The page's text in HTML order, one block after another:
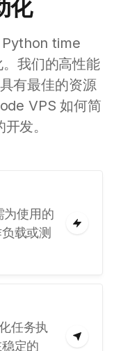
化
time
我们的高性能
有最佳的资源
VPS 如何简
发。
为使用的
载或测
任务执
定的